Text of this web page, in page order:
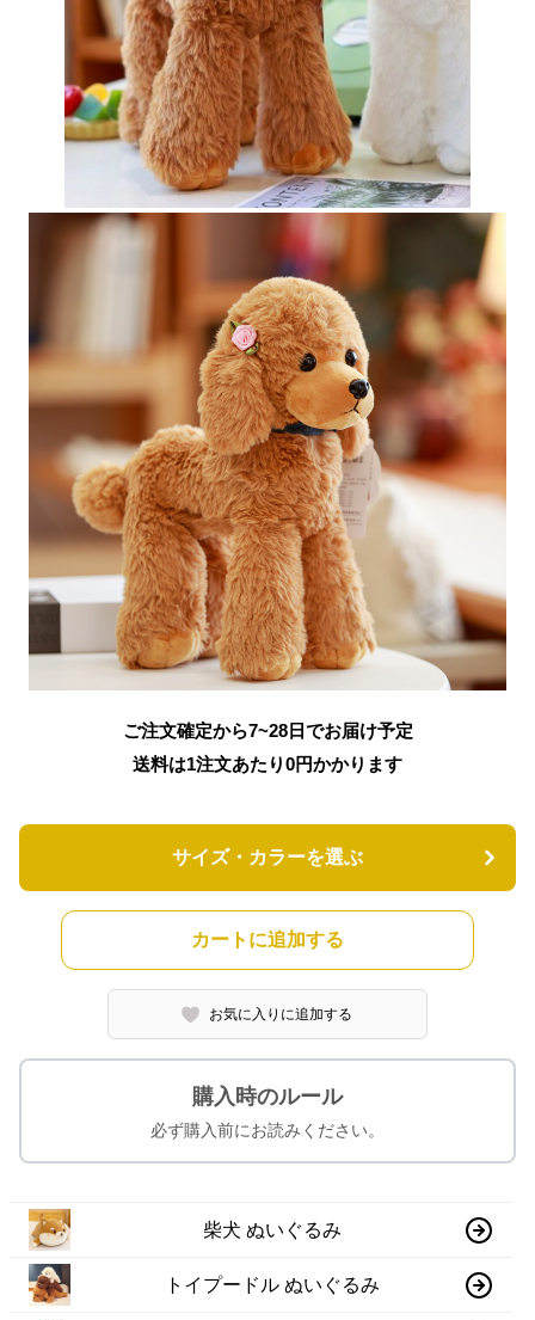
ご注文確定から7~28日でお届け予定
送料は1注文あたり0円かかります
サイズ・カラーを選ぶ
カートに追加する
お気に入りに追加する
購入時のルール
必ず購入前にお読みください。
柴犬 ぬいぐるみ
トイプードル ぬいぐるみ